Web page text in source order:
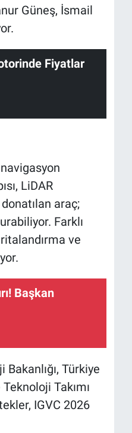
Güneş, İsmail
Fiyatlar
LiDAR
araç;
Farklı
ve
Başkan
Türkiye
Takımı
IGVC 2026